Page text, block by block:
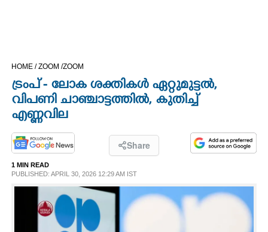
OPINION
PHOTOS
LIFESTYLE
SPIRITUAL
HOME /ZOOM /ZOOM
ട്രംപ് - ലോക ശക്തികൾ ഏറ്റുമുട്ടൽ,
വിപണി ചാഞ്ചാട്ടത്തിൽ, കുതിച്ച്
എണ്ണവില
Share
1 MIN READ
PUBLISHED: APRIL 30, 2026 12:29 AM IST